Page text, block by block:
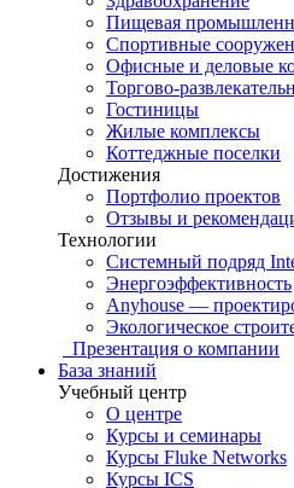
Пищевая
Спортивные
Офисные и деловые
Торгово-
Гостиницы
Жилые комплексы
Коттеджные поселки
Достижения
Портфолио проектов
Отзывы и
Технологии
Системный подряд
Энергоэффективность
Anyhouse —
Экологическое
Презентация о компании
База знаний
Учебный центр
О центре
Курсы и семинары
Курсы Fluke Networks
Курсы ICS